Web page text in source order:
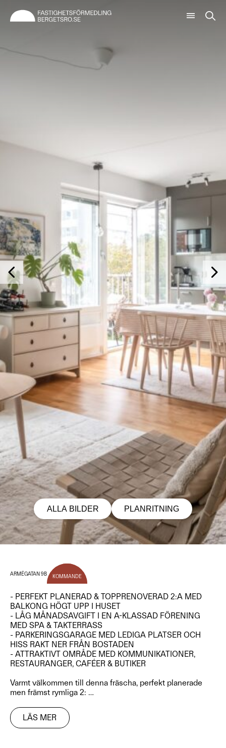
ALLA BILDER PLANRITNING
ARMÉGATAN 9B KOMMANDE
- PERFEKT PLANERAD & TOPPRENOVERAD 2:A MED
BALKONG HÖGT UPP I HUSET
- LÅG MÅNADSAVGIFT I EN A-KLASSAD FÖRENING
MED SPA & TAKTERRASS
- PARKERINGSGARAGE MED LEDIGA PLATSER OCH
HISS RAKT NER FRÅN BOSTADEN
- ATTRAKTIVT OMRÅDE MED KOMMUNIKATIONER,
RESTAURANGER, CAFÉER & BUTIKER
Varmt välkommen till denna fräscha, perfekt planerade
men främst rymliga 2: …
LÄS MER